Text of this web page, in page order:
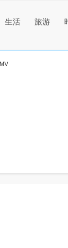
生活 旅游
MV